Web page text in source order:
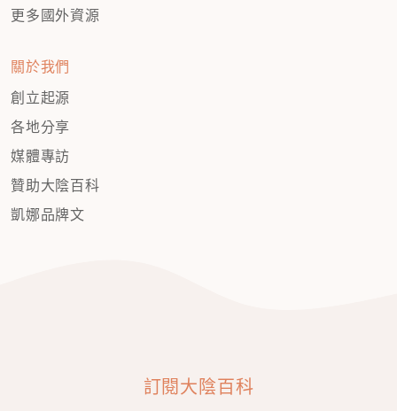
更多國外資源
關於我們
創立起源
各地分享
媒體專訪
贊助大陰百科
凱娜品牌文
訂閱大陰百科